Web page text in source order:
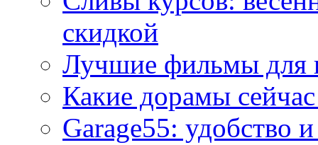
скидкой
Лучшие фильмы для
Какие дорамы
Garage55: удобство